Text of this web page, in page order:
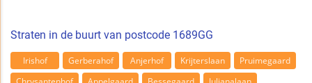
Straten in de buurt van postcode 1689GG
Irishof Gerberahof Anjerhof Krijterslaan
Pruimegaard